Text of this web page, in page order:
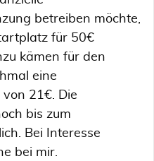
betreiben möchte,
für 50€
kämen für den
eine
21€. Die
bis zum
Bei Interesse
bei mir.